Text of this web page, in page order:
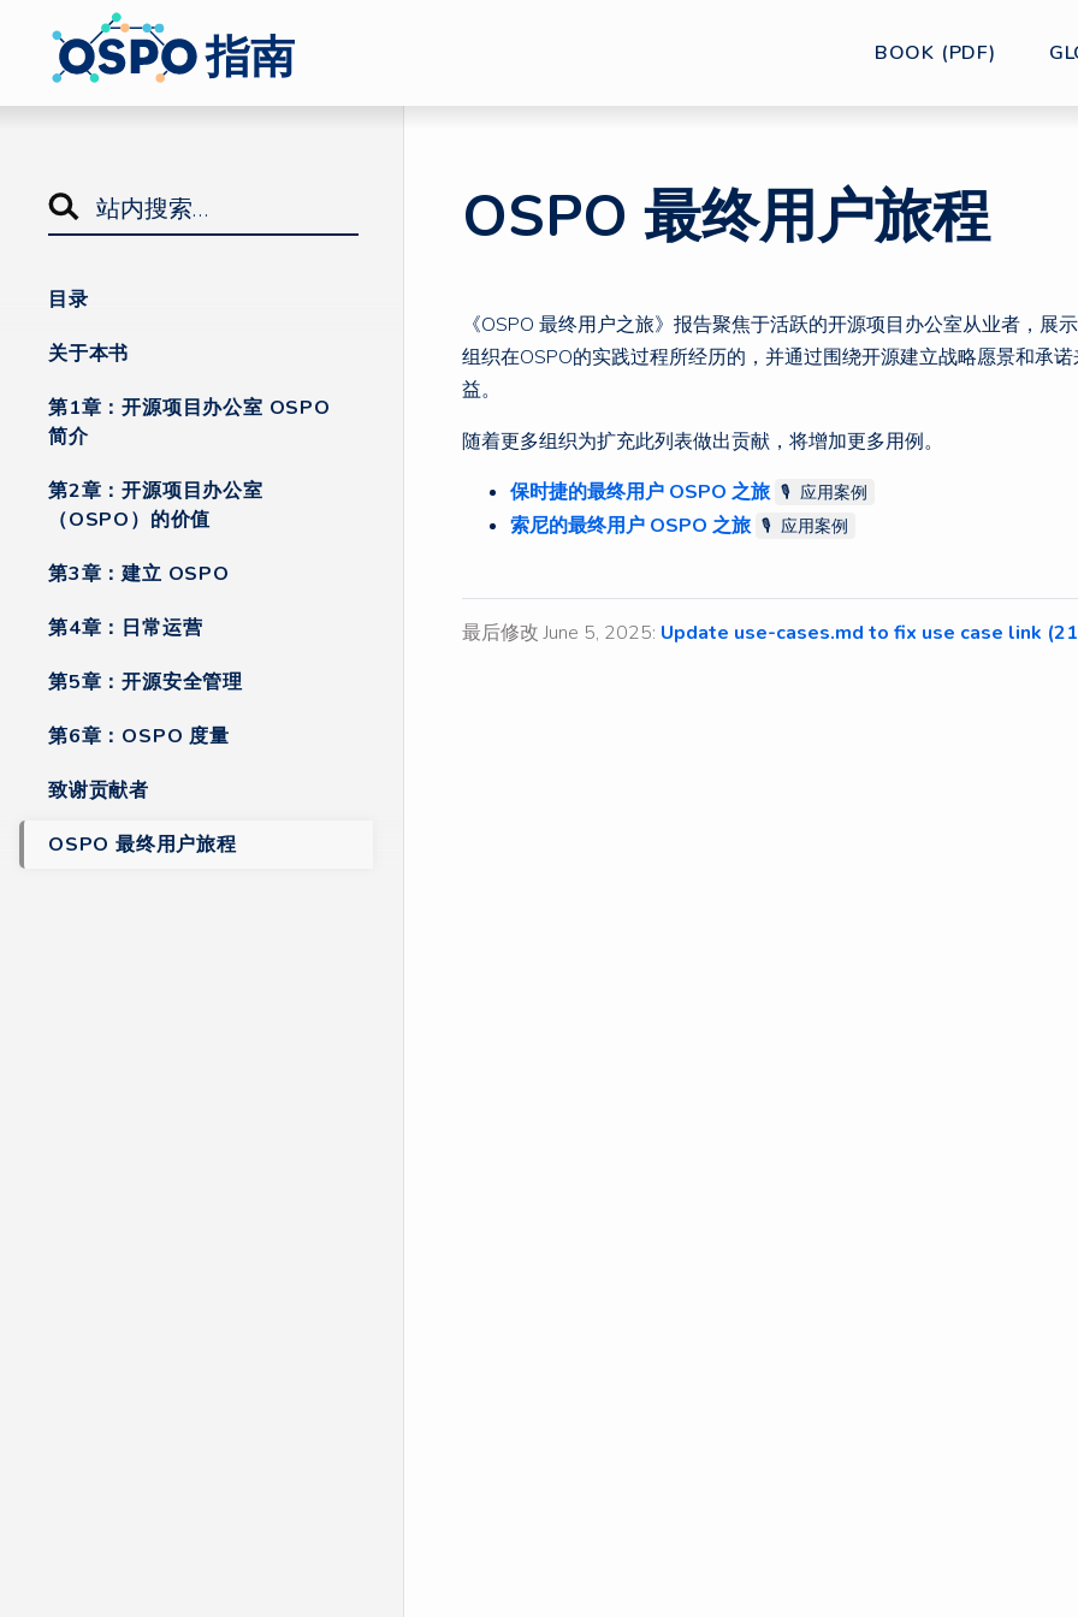
指南 BOOK (PDF)
目录
关于本书
第1章：开源项目办公室 OSPO
简介
第2章：开源项目办公室
（OSPO）的价值
第3章：建立 OSPO
第4章：日常运营
第5章：开源安全管理
第6章：OSPO 度量
致谢贡献者
OSPO 最终用户旅程
OSPO 最终用户旅程
《OSPO 最终用户之旅》报告聚焦于活跃的开源项目办公室从业者，展
组织在OSPO的实践过程所经历的，并通过围绕开源建立战略愿景和承
益。
随着更多组织为扩充此列表做出贡献，将增加更多用例。
保时捷的最终用户 OSPO 之旅 🎙 应用案例
索尼的最终用户 OSPO 之旅 🎙 应用案例
最后修改 June 5, 2025: Update use-cases.md to fix use case link